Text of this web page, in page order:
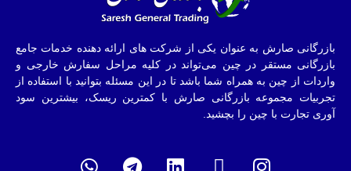
بازرگانی صارش به عنوان یکی از شرکت های ارائه دهنده خدمات جامع
بازرگانی مستقر در چین می‌تواند در کلیه مراحل سفارش خارجی و
واردات از چین به همراه شما باشد تا در این مسئله بتوانید با استفاده از
تجربیات مجموعه بازرگانی صارش با کمترین ریسک، بیشترین سود
آوری تجارت با چین را بچشید.